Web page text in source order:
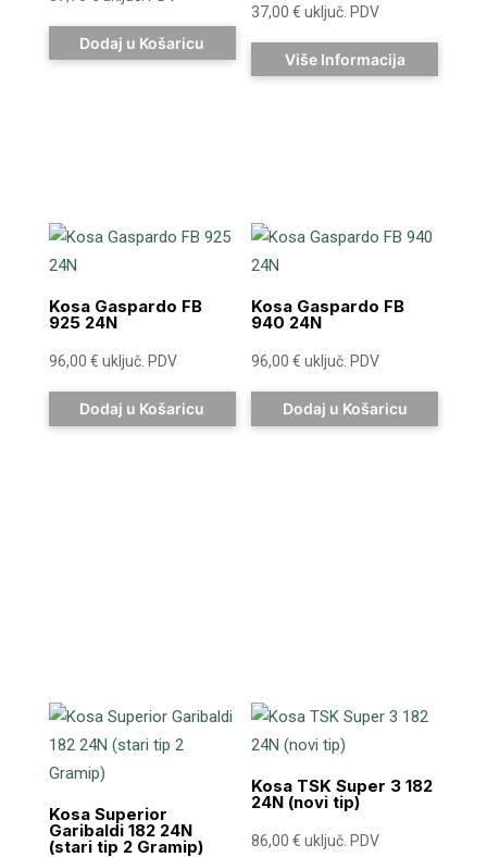
Dodaj u Košaricu
37,00€ uključ. PDV
Više Informacija
Kosa Gaspardo FB
925 24N
96,00 € uključ. PDV
Dodaj u Košaricu
Kosa Gaspardo FB
940 24N
96,00€ uključ. PDV
Dodaj u Košaricu
Kosa Superior
Garibaldi 182 24N
(stari tip 2 Gramip)
Kosa TSK Super 3 182
24N (novi tip)
86,00€ uključ. PDV